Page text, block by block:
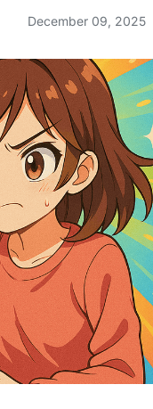
December 09, 2025